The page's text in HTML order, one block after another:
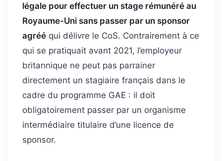
légale pour effectuer un stage rémunéré au
Royaume-Uni sans passer par un sponsor
agréé qui délivre le CoS. Contrairement à ce
qui se pratiquait avant 2021, l’employeur
britannique ne peut pas parrainer
directement un stagiaire français dans le
cadre du programme GAE : il doit
obligatoirement passer par un organisme
intermédiaire titulaire d’une licence de
sponsor.